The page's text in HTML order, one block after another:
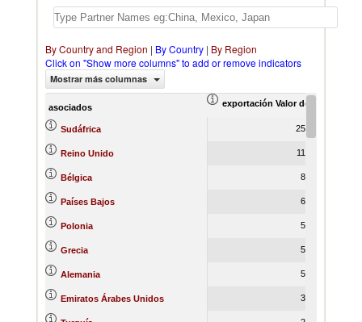
By Country and Region | By Country | By Region
Click on "Show more columns" to add or remove indicators
Mostrar más columnas
asociados exportación Valor del comercio
Sudáfrica 25,366.58
Reino Unido 11,290.56
Bélgica 8,280.52
Países Bajos 6,399.26
Polonia 5,868.55
Grecia 5,832.45
Alemania 5,087.20
Emiratos Árabes Unidos 3,446.40